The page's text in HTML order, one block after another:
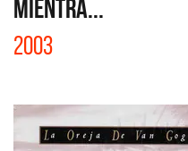
MIENTRA...
2003